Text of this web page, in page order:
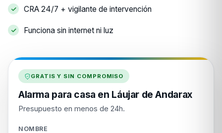
CRA 24/7 + vigilante de intervención
Funciona sin internet ni luz
GRATIS Y SIN COMPROMISO
Alarma para casa en Láujar de Andarax
Presupuesto en menos de 24h.
NOMBRE